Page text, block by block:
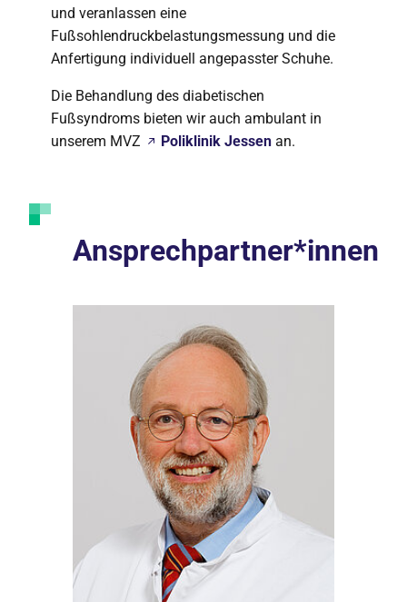
und veranlassen eine
Fußsohlendruckbelastungsmessung und die
Anfertigung individuell angepasster Schuhe.
Die Behandlung des diabetischen
Fußsyndroms bieten wir auch ambulant in
unserem MVZ
Poliklinik Jessen an.
Ansprechpartner*innen